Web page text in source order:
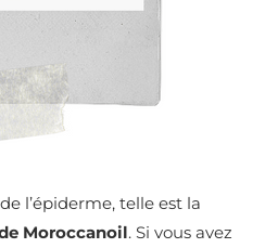
l’épiderme, telle est la
Moroccanoil. Si vous avez